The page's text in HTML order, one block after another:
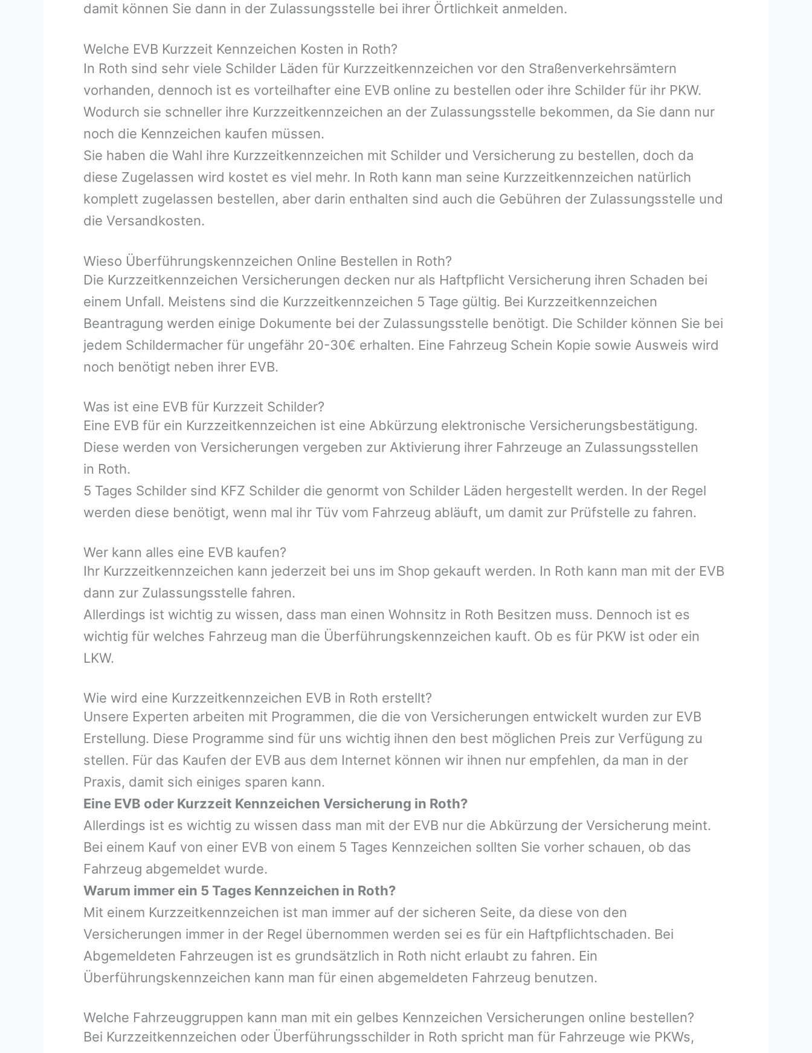
damit können Sie dann in der Zulassungsstelle bei ihrer Örtlichkeit anmelden.
Welche EVB Kurzzeit Kennzeichen Kosten in Roth?
In Roth sind sehr viele Schilder Läden für Kurzzeitkennzeichen vor den Straßenverkehrsämtern
vorhanden, dennoch ist es vorteilhafter eine EVB online zu bestellen oder ihre Schilder für ihr PKW.
Wodurch sie schneller ihre Kurzzeitkennzeichen an der Zulassungsstelle bekommen, da Sie dann nur
noch die Kennzeichen kaufen müssen.
Sie haben die Wahl ihre Kurzzeitkennzeichen mit Schilder und Versicherung zu bestellen, doch da
diese Zugelassen wird kostet es viel mehr. In Roth kann man seine Kurzzeitkennzeichen natürlich
komplett zugelassen bestellen, aber darin enthalten sind auch die Gebühren der Zulassungsstelle und
die Versandkosten.
Wieso Überführungskennzeichen Online Bestellen in Roth?
Die Kurzzeitkennzeichen Versicherungen decken nur als Haftpflicht Versicherung ihren Schaden bei
einem Unfall. Meistens sind die Kurzzeitkennzeichen 5 Tage gültig. Bei Kurzzeitkennzeichen
Beantragung werden einige Dokumente bei der Zulassungsstelle benötigt. Die Schilder können Sie bei
jedem Schildermacher für ungefähr 20-30€ erhalten. Eine Fahrzeug Schein Kopie sowie Ausweis wird
noch benötigt neben ihrer EVB.
Was ist eine EVB für Kurzzeit Schilder?
Eine EVB für ein Kurzzeitkennzeichen ist eine Abkürzung elektronische Versicherungsbestätigung.
Diese werden von Versicherungen vergeben zur Aktivierung ihrer Fahrzeuge an Zulassungsstellen
in Roth.
5 Tages Schilder sind KFZ Schilder die genormt von Schilder Läden hergestellt werden. In der Regel
werden diese benötigt, wenn mal ihr Tüv vom Fahrzeug abläuft, um damit zur Prüfstelle zu fahren.
Wer kann alles eine EVB kaufen?
Ihr Kurzzeitkennzeichen kann jederzeit bei uns im Shop gekauft werden. In Roth kann man mit der EVB
dann zur Zulassungsstelle fahren.
Allerdings ist wichtig zu wissen, dass man einen Wohnsitz in Roth Besitzen muss. Dennoch ist es
wichtig für welches Fahrzeug man die Überführungskennzeichen kauft. Ob es für PKW ist oder ein
LKW.
Wie wird eine Kurzzeitkennzeichen EVB in Roth erstellt?
Unsere Experten arbeiten mit Programmen, die die von Versicherungen entwickelt wurden zur EVB
Erstellung. Diese Programme sind für uns wichtig ihnen den best möglichen Preis zur Verfügung zu
stellen. Für das Kaufen der EVB aus dem Internet können wir ihnen nur empfehlen, da man in der
Praxis, damit sich einiges sparen kann.
Eine EVB oder Kurzzeit Kennzeichen Versicherung in Roth?
Allerdings ist es wichtig zu wissen dass man mit der EVB nur die Abkürzung der Versicherung meint.
Bei einem Kauf von einer EVB von einem 5 Tages Kennzeichen sollten Sie vorher schauen, ob das
Fahrzeug abgemeldet wurde.
Warum immer ein 5 Tages Kennzeichen in Roth?
Mit einem Kurzzeitkennzeichen ist man immer auf der sicheren Seite, da diese von den
Versicherungen immer in der Regel übernommen werden sei es für ein Haftpflichtschaden. Bei
Abgemeldeten Fahrzeugen ist es grundsätzlich in Roth nicht erlaubt zu fahren. Ein
Überführungskennzeichen kann man für einen abgemeldeten Fahrzeug benutzen.
Welche Fahrzeuggruppen kann man mit ein gelbes Kennzeichen Versicherungen online bestellen?
Bei Kurzzeitkennzeichen oder Überführungsschilder in Roth spricht man für Fahrzeuge wie PKWs,